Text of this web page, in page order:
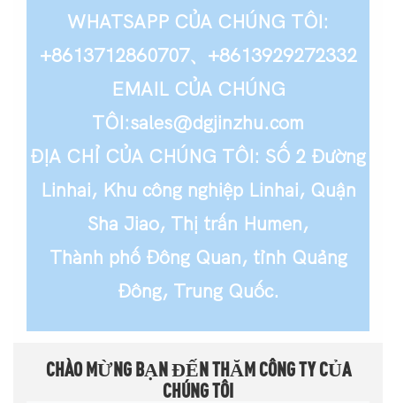
WHATSAPP CỦA CHÚNG TÔI:
+8613712860707、+8613929272332
EMAIL CỦA CHÚNG
TÔI:sales@dgjinzhu.com
ĐỊA CHỈ CỦA CHÚNG TÔI: SỐ 2 Đường
Linhai, Khu công nghiệp Linhai, Quận
Sha Jiao, Thị trấn Humen,
Thành phố Đông Quan, tỉnh Quảng
Đông, Trung Quốc.
CHÀO MỪNG BẠN ĐẾN THĂM CÔNG TY CỦA
CHÚNG TÔI